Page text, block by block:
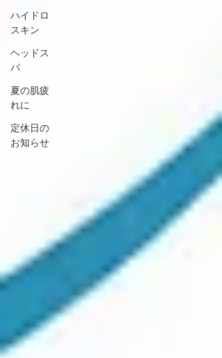
ハイドロ
スキン
ヘッドス
パ
夏の肌疲
れに
定休日の
お知らせ